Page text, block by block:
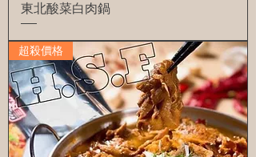
東北酸菜白肉鍋
超殺價格